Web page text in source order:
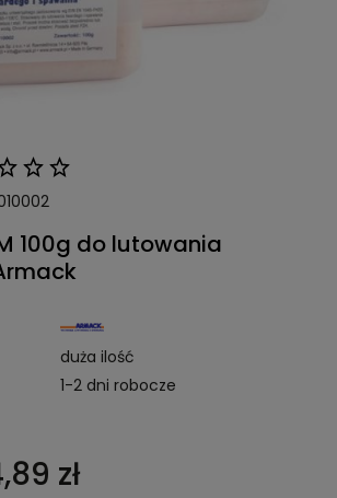
100g do lutowania
duża ilość
1-2 dni robocze
zł